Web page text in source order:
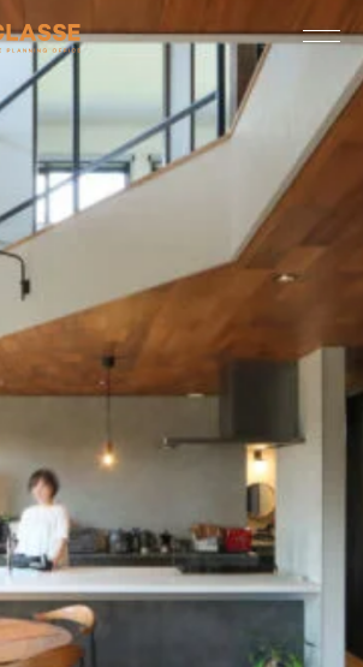
uji | simple modern
uji | simple modern